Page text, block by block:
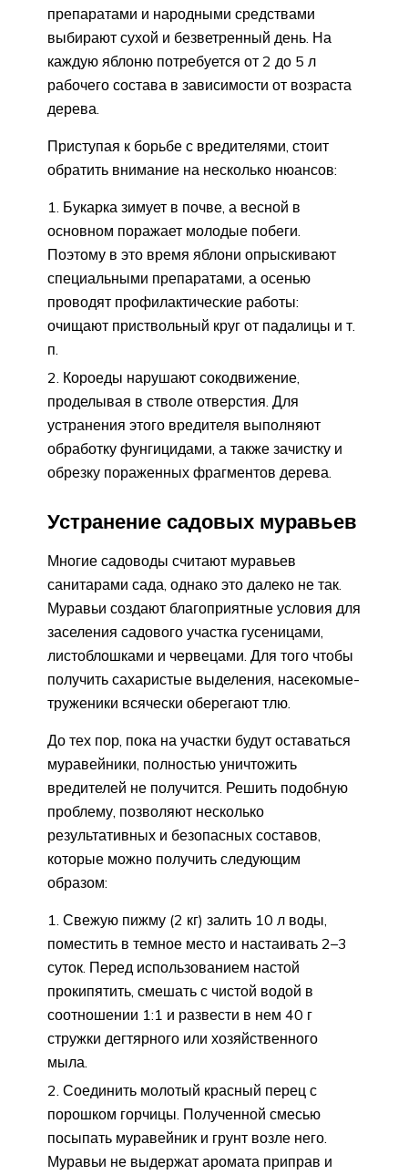
препаратами и народными средствами
выбирают сухой и безветренный день. На
каждую яблоню потребуется от 2 до 5 л
рабочего состава в зависимости от возраста
дерева.
Приступая к борьбе с вредителями, стоит
обратить внимание на несколько нюансов:
Букарка зимует в почве, а весной в
основном поражает молодые побеги.
Поэтому в это время яблони опрыскивают
специальными препаратами, а осенью
проводят профилактические работы:
очищают приствольный круг от падалицы и т.
п.
Короеды нарушают сокодвижение,
проделывая в стволе отверстия. Для
устранения этого вредителя выполняют
обработку фунгицидами, а также зачистку и
обрезку пораженных фрагментов дерева.
Устранение садовых муравьев
Многие садоводы считают муравьев
санитарами сада, однако это далеко не так.
Муравьи создают благоприятные условия для
заселения садового участка гусеницами,
листоблошками и червецами. Для того чтобы
получить сахаристые выделения, насекомые-
труженики всячески оберегают тлю.
До тех пор, пока на участки будут оставаться
муравейники, полностью уничтожить
вредителей не получится. Решить подобную
проблему, позволяют несколько
результативных и безопасных составов,
которые можно получить следующим
образом:
Свежую пижму (2 кг) залить 10 л воды,
поместить в темное место и настаивать 2–3
суток. Перед использованием настой
прокипятить, смешать с чистой водой в
соотношении 1:1 и развести в нем 40 г
стружки дегтярного или хозяйственного
мыла.
Соединить молотый красный перец с
порошком горчицы. Полученной смесью
посыпать муравейник и грунт возле него.
Муравьи не выдержат аромата приправ и